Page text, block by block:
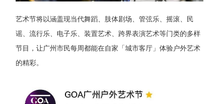
艺术节将以涵盖现当代舞蹈、肢体剧场、管弦乐、摇滚、民
谣、流行乐、电子乐、装置艺术、跨界表演艺术等门类的多样
节目，让广州市民每周都能在自家「城市客厅」体验户外艺术
的精彩。